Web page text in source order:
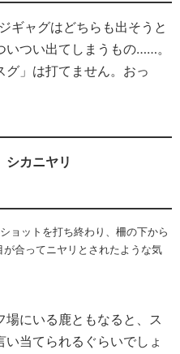
ギャグはどちらも出そうと
つい出てしまうもの……。
グ」は打てません。おっ
カニヤリ
ョットを打ち終わり、柵の下から
合ってニヤリとされたような気
にいる鹿ともなると、ス
当てられるぐらいでしょ